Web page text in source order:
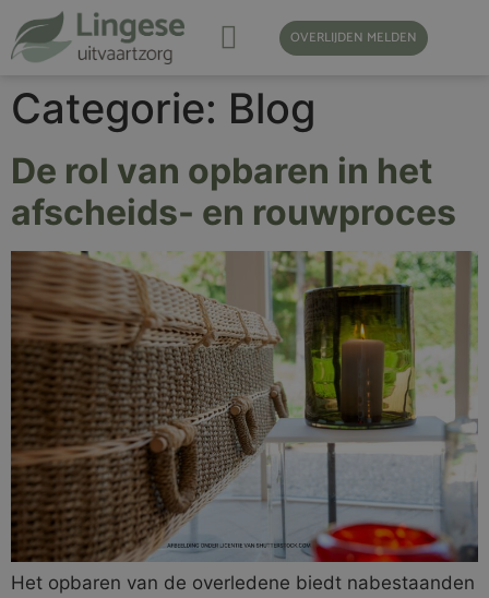
OVERLIJDEN MELDEN
Categorie: Blog
De rol van opbaren in het
afscheids- en rouwproces
Het opbaren van de overledene biedt nabestaanden